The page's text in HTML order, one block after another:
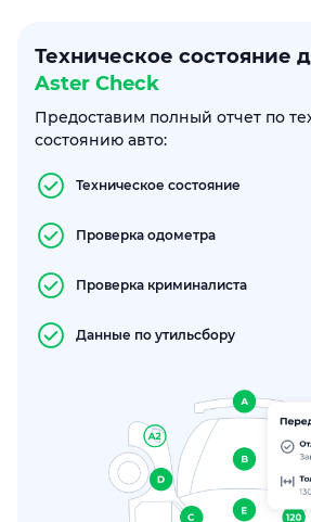
Техническое состояние
Aster Check
Предоставим полный отчет по
состоянию авто:
Техническое состояние
Проверка одометра
Проверка криминалиста
Данные по утильсбору